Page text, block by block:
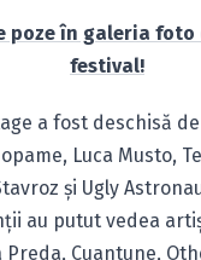
poze în galeria
festival!
a fost deschisă
Luca Musto,
şi Ugly
au putut vedea
Preda, Cuantune,